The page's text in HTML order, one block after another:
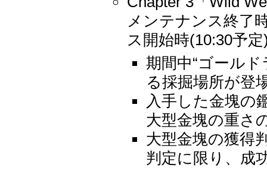
メンテナンス終了
ス開始時(10:30予
期間中“ゴール
る採掘場所が登
入手した金塊
大型金塊の重さ
大型金塊の獲得
判定に限り、成